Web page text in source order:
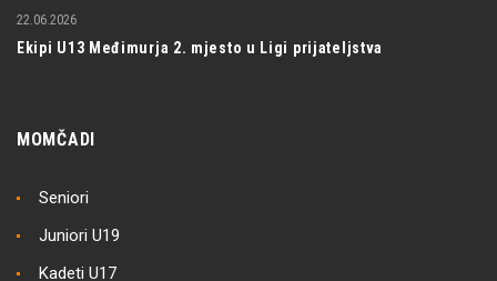
Ekipi U13 Međimurja 2. mjesto u Ligi prijateljstva
22.06.2026
MOMČADI
Seniori
Juniori U19
Kadeti U17